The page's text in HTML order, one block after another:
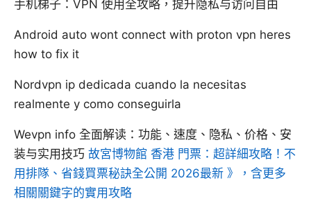
手机梯子：VPN 使用全攻略，提升隐私与访问自由
Android auto wont connect with proton vpn heres
how to fix it
Nordvpn ip dedicada cuando la necesitas
realmente y como conseguirla
Wevpn info 全面解读：功能、速度、隐私、价格、安
装与实用技巧 故宮博物館 香港 門票：超詳細攻略！不
用排隊、省錢買票秘訣全公開 2026最新 》，含更多
相關關鍵字的實用攻略